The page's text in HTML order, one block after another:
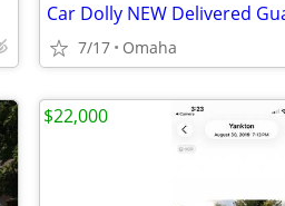
7/17 Omaha
$22,000